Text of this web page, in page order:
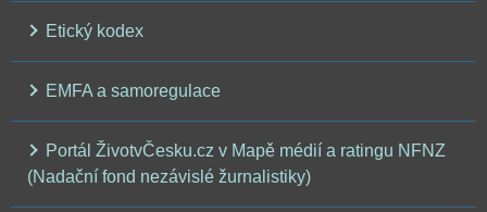
Etický kodex
EMFA a samoregulace
Portál ŽivotvČesku.cz v Mapě médií a ratingu NFNZ
(Nadační fond nezávislé žurnalistiky)